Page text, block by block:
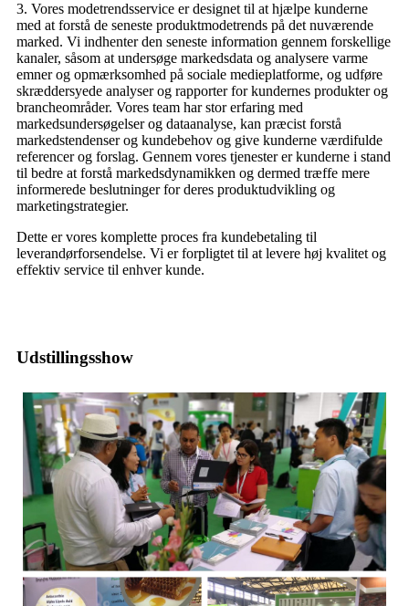
3. Vores modetrendsservice er designet til at hjælpe kunderne
med at forstå de seneste produktmodetrends på det nuværende
marked. Vi indhenter den seneste information gennem forskellige
kanaler, såsom at undersøge markedsdata og analysere varme
emner og opmærksomhed på sociale medieplatforme, og udføre
skræddersyede analyser og rapporter for kundernes produkter og
brancheområder. Vores team har stor erfaring med
markedsundersøgelser og dataanalyse, kan præcist forstå
markedstendenser og kundebehov og give kunderne værdifulde
referencer og forslag. Gennem vores tjenester er kunderne i stand
til bedre at forstå markedsdynamikken og dermed træffe mere
informerede beslutninger for deres produktudvikling og
marketingstrategier.
Dette er vores komplette proces fra kundebetaling til
leverandørforsendelse. Vi er forpligtet til at levere høj kvalitet og
effektiv service til enhver kunde.
Udstillingsshow